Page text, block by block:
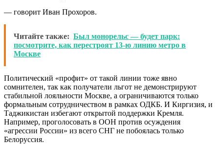
— говорит Иван Прохоров.
Читайте также: Был монорельс — будет парк:
посмотрите, как перестроят 13-ю линию метро в
Москве
Политический «профит» от такой линии тоже явно
сомнителен, так как получатели льгот не демонстрируют
стабильной лояльности Москве, а ограничиваются только
формальным сотрудничеством в рамках ОДКБ. И Киргизия, и
Таджикистан избегают открытой поддержки Кремля.
Например, проголосовать в ООН против осуждения
«агрессии России» из всего СНГ не побоялась только
Белоруссия.